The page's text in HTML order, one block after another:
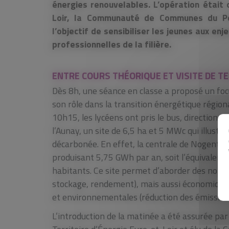
énergies renouvelables. L’opération
Loir, la Communauté de Communes du
l’objectif de sensibiliser les jeunes aux
professionnelles de la filière.
ENTRE COURS THÉORIQUE ET VISITE DE
Dès 8h, une séance en classe a proposé un
son rôle dans la transition énergétique
10h15, les lycéens ont pris le bus, direction
l’Aunay, un site de 6,5 ha et 5 MWc qui
décarbonée. En effet, la centrale de Nogent-
produisant 5,75 GWh par an, soit l’équivalent
habitants. Ce site permet d’aborder des
stockage, rendement), mais aussi
et environnementales (réduction des
L’introduction de la matinée a été assurée